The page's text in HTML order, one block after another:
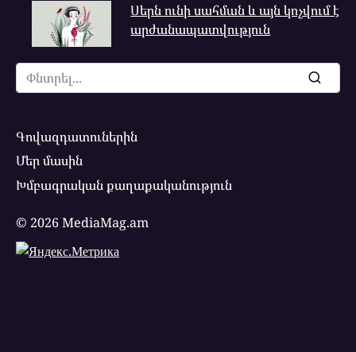
Սերն ունի սահման և այն կոչվում է
արժանապատվություն
Search
for:
Գովազդատուներին
Մեր մասին
Խմբագրական քաղաքականություն
© 2026 MediaMag.am